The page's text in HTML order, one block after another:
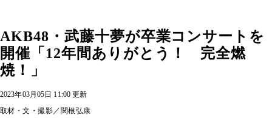
AKB48・武藤十夢が卒業コンサートを
開催「12年間ありがとう！ 完全燃
焼！」
2023年03月05日 11:00 更新
取材・文・撮影／関根弘康